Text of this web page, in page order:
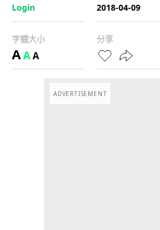
Login
2018-04-09
字體大小
AAA
分享
ADVERTISEMENT